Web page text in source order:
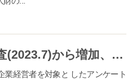
【大同生命】「BCP(事業継続計画)」策定企業は前回調査(2023.7)から増加、想定しているリスクは「地震」が最多、南海トラフ地震への懸念が影響か ～中小企業調査「大同生命サーベイ」7月レポート ～
経営者を対象と したアンケート